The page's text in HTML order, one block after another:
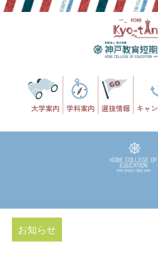
Skip
to
大学案内 学科案内 選抜情報 キャ
お知らせ